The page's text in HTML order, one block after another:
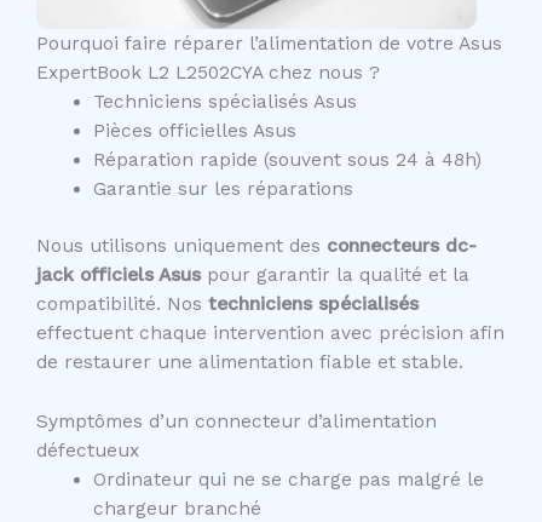
Pourquoi faire réparer l’alimentation de votre Asus
ExpertBook L2 L2502CYA chez nous ?
Techniciens spécialisés Asus
Pièces officielles Asus
Réparation rapide (souvent sous 24 à 48h)
Garantie sur les réparations
Nous utilisons uniquement des connecteurs dc-
jack officiels Asuspour garantir la qualité et la
compatibilité. Nos techniciens spécialisés
effectuent chaque intervention avec précision afin
de restaurer une alimentation fiable et stable.
Symptômes d’un connecteur d’alimentation
défectueux
Ordinateur qui ne se charge pas malgré le
chargeur branché